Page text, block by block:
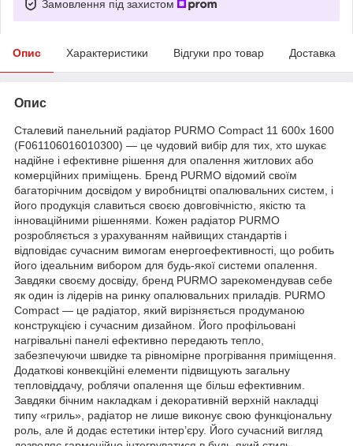
Замовлення під захистом
Опис Характеристики Відгуки про товар Доставка
Опис
Сталевий панельний радіатор PURMO Compact 11 600х 1600
(F061106016010300) — це чудовий вибір для тих, хто шукає
надійне і ефективне рішення для опалення житлових або
комерційних приміщень. Бренд PURMO відомий своїм
багаторічним досвідом у виробництві опалювальних систем, і
його продукція славиться своєю довговічністю, якістю та
інноваційними рішеннями. Кожен радіатор PURMO
розробляється з урахуванням найвищих стандартів і
відповідає сучасним вимогам енергоефективності, що робить
його ідеальним вибором для будь-якої системи опалення.
Завдяки своєму досвіду, бренд PURMO зарекомендував себе
як один із лідерів на ринку опалювальних приладів. PURMO
Compact — це радіатор, який вирізняється продуманою
конструкцією і сучасним дизайном. Його профільовані
нагрівальні панелі ефективно передають тепло,
забезпечуючи швидке та рівномірне прогрівання приміщення.
Додаткові конвекційні елементи підвищують загальну
тепловіддачу, роблячи опалення ще більш ефективним.
Завдяки бічним накладкам і декоративній верхній накладці
типу «гриль», радіатор не лише виконує свою функціональну
роль, але й додає естетики інтер’єру. Його сучасний вигляд